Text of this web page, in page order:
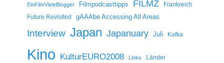
EinFilmVieleBlogger Filmpodcasttipps FILMZ
Frankreich
Future Revisited
gAAAbe Accessing All Areas
Interview Japan Japanuary Juli Kafka
Kino KulturEURO2008 Links Länder